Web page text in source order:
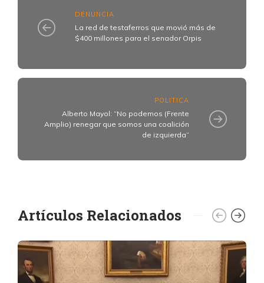
DENUNCIA
La red de testaferros que movió más de
$400 millones para el senador Orpis
POLITICA
Alberto Mayol: “No podemos (Frente
Amplio) renegar que somos una coalición
de izquierda”
Artículos Relacionados